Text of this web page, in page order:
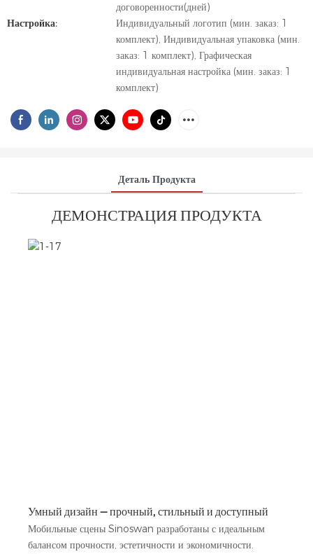
договоренности(дней)
Настройка:
Индивидуальный логотип (мин. заказ: 1
комплект), Индивидуальная упаковка (мин.
заказ: 1 комплект), Графическая
индивидуальная настройка (мин. заказ: 1
комплект)
Деталь Продукта
ДЕМОНСТРАЦИЯ ПРОДУКТА
Умный дизайн — прочный, стильный и доступный
Мобильные сцены Sinoswan разработаны с идеальным
балансом прочности, эстетичности и экономичности.